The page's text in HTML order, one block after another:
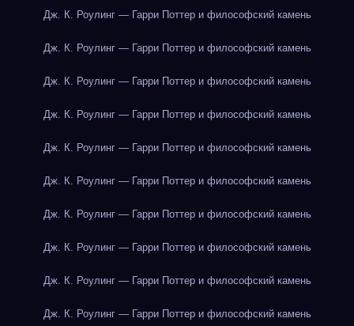
Дж. К. Роулинг — Гарри Поттер и философский камень
Дж. К. Роулинг — Гарри Поттер и философский камень
Дж. К. Роулинг — Гарри Поттер и философский камень
Дж. К. Роулинг — Гарри Поттер и философский камень
Дж. К. Роулинг — Гарри Поттер и философский камень
Дж. К. Роулинг — Гарри Поттер и философский камень
Дж. К. Роулинг — Гарри Поттер и философский камень
Дж. К. Роулинг — Гарри Поттер и философский камень
Дж. К. Роулинг — Гарри Поттер и философский камень
Дж. К. Роулинг — Гарри Поттер и философский камень